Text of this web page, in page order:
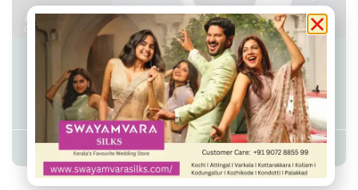
നഗരൂരിൽ എം.ഡി.എം.എയുമായി
യുവാവ് പിടിയിൽ
Admin YS August 4, 2025 10:50 am